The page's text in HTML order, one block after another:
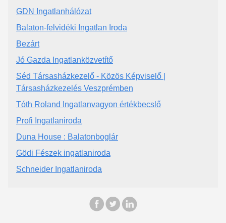
GDN Ingatlanhálózat
Balaton-felvidéki Ingatlan Iroda
Bezárt
Jó Gazda Ingatlanközvetítő
Séd Társasházkezelő - Közös Képviselő |
Társasházkezelés Veszprémben
Tóth Roland Ingatlanvagyon értékbecslő
Profi Ingatlaniroda
Duna House : Balatonboglár
Gödi Fészek ingatlaniroda
Schneider Ingatlaniroda